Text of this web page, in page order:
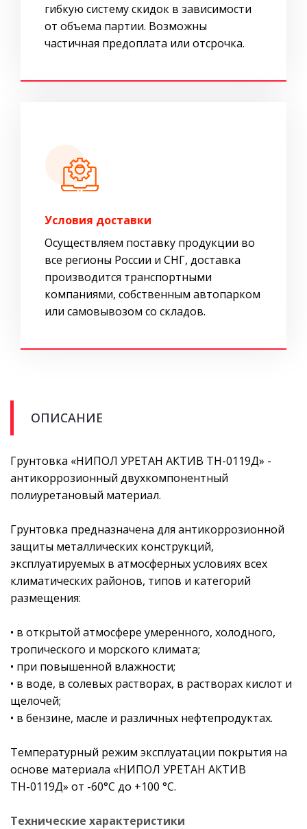
гибкую систему скидок в зависимости
от объема партии. Возможны
частичная предоплата или отсрочка.
Условия доставки
Осуществляем поставку продукции во
все регионы России и СНГ, доставка
производится транспортными
компаниями, собственным автопарком
или самовывозом со складов.
ОПИСАНИЕ
Грунтовка «НИПОЛ УРЕТАН АКТИВ ТН-0119Д» -
антикоррозионный двухкомпонентный
полиуретановый материал.
Грунтовка предназначена для антикоррозионной
защиты металлических конструкций,
эксплуатируемых в атмосферных условиях всех
климатических районов, типов и категорий
размещения:
• в открытой атмосфере умеренного, холодного,
тропического и морского климата;
• при повышенной влажности;
• в воде, в солевых растворах, в растворах кислот и
щелочей;
• в бензине, масле и различных нефтепродуктах.
Температурный режим эксплуатации покрытия на
основе материала «НИПОЛ УРЕТАН АКТИВ
ТН-0119Д» от -60°С до +100 °С.
Технические характеристики